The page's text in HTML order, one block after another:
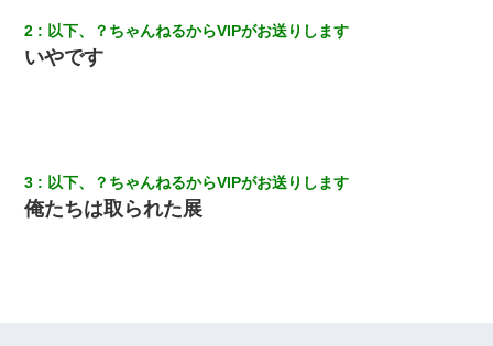
2 以下、？ちゃんねるからVIPがお送りします
いやです
3 以下、？ちゃんねるからVIPがお送りします
俺たちは取られた展